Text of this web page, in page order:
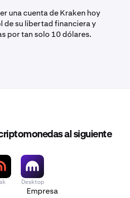
una cuenta de Kraken hoy
de su libertad financiera y
por tan solo 10 dólares.
al siguiente
Desktop
Empresa